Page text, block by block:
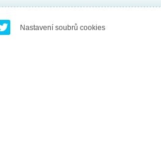
Nastavení soubrů cookies